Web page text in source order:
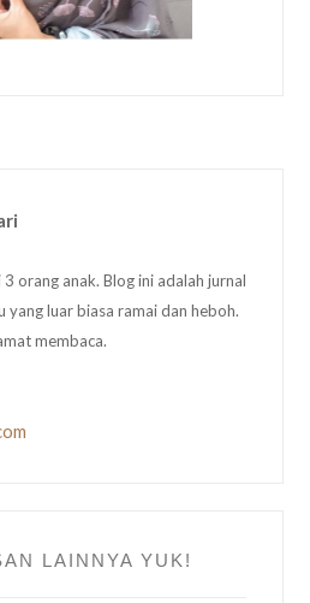
orang anak. Blog ini adalah jurnal
yang luar biasa ramai dan heboh.
membaca.
LAINNYA YUK!